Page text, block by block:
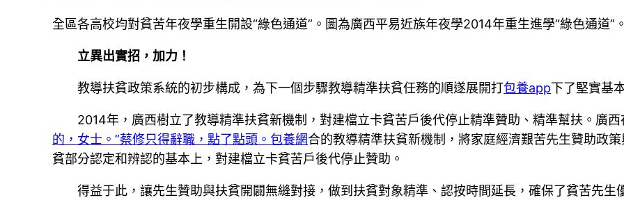
全區各高校均對貧苦年夜學重生開設“綠色通道”。圖為廣西平易近族年夜學2014年重生進學“綠色通道”
立異出實招，加力！
教導扶貧政策系統的初步構成，為下一個步驟教導精準扶貧任務的順遂展開打包養app下了堅實基
2014年，廣西樹立了教導精準扶貧新機制，對建檔立卡貧苦戶後代停止精準贊助、精準幫扶。廣西
的，女士。”蔡修只得辭職，點了點頭。包養網合的教導精準扶貧新機制，將家庭經濟艱苦先生贊助政
貧部分認定和辨認的基本上，對建檔立卡貧苦戶後代停止贊助。
得益于此，讓先生贊助與扶貧開闢無縫對接，做到扶貧對象精準、認按時間延長，確保了貧苦先生